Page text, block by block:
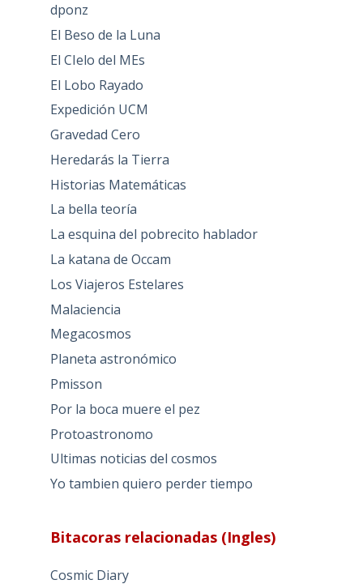
dponz
El Beso de la Luna
El CIelo del MEs
El Lobo Rayado
Expedición UCM
Gravedad Cero
Heredarás la Tierra
Historias Matemáticas
La bella teoría
La esquina del pobrecito hablador
La katana de Occam
Los Viajeros Estelares
Malaciencia
Megacosmos
Planeta astronómico
Pmisson
Por la boca muere el pez
Protoastronomo
Ultimas noticias del cosmos
Yo tambien quiero perder tiempo
Bitacoras relacionadas (Ingles)
Cosmic Diary